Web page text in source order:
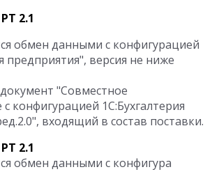
2.1
обмен данными с конфигурацией
предприятия", версия не ниже
"Совместное
конфигурацией 1С:Бухгалтерия
входящий в состав поставки.
2.1
обмен данными с конфигура